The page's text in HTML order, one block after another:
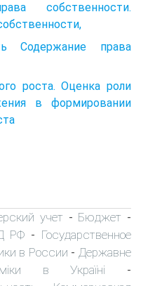
собственности.
Содержание права
роста. Оценка роли
в формировании
учет - Бюджет -
РФ - Государственное
в России -Державне
в Україні -